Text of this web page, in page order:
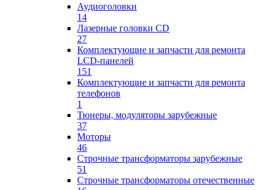
Аудиоголовки
14
Лазерные головки CD
27
Комплектующие и запчасти для ремонта
LCD-панелей
151
Комплектующие и запчасти для ремонта
телефонов
1
Тюнеры, модуляторы зарубежные
37
Моторы
46
Строчные трансформаторы зарубежные
51
Строчные трансформаторы отечественные